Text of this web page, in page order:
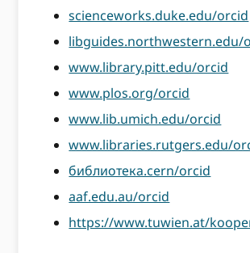
scienceworks.duke.edu/orcid
libguides.northwestern.edu/
www.library.pitt.edu/orcid
www.plos.org/orcid
www.lib.umich.edu/orcid
www.libraries.rutgers.edu/
библиотека.cern/orcid
aaf.edu.au/orcid
https://www.tuwien.at/